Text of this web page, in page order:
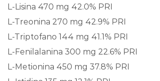
L-Lisina 470 mg 42.0% PRI
L-Treonina 270 mg 42.9% PRI
L-Triptofano 144 mg 41.1% PRI
L-Fenilalanina 300 mg 22.6% PRI
L-Metionina 450 mg 37.8% PRI